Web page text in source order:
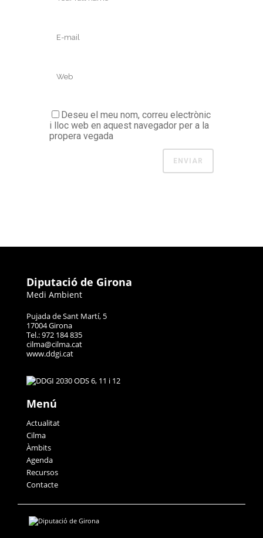
Deseu el meu nom, correu electrònic
i lloc web en aquest navegador per a la
propera vegada
Diputació de Girona
Medi Ambient
Pujada de Sant Martí, 5
17004 Girona
Tel.: 972 184 835
cilma@cilma.cat
www.ddgi.cat
Menú
Actualitat
Cilma
Àmbits
Agenda
Recursos
Contacte